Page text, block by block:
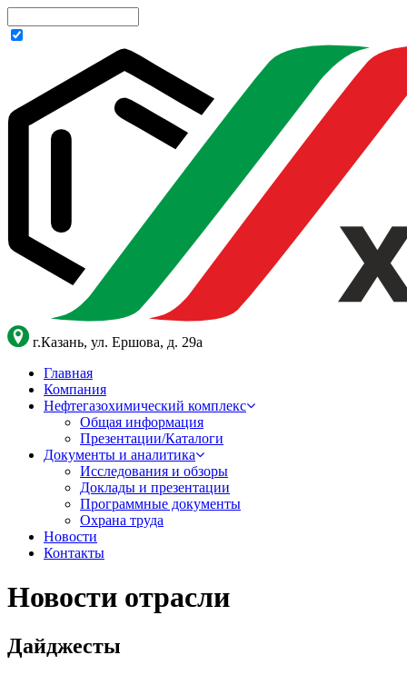
г.Казань, ул. Ершова, д. 29а
Главная
Компания
Нефтегазохимический комплекс
Общая информация
Презентации/Каталоги
Документы и аналитика
Исследования и обзоры
Доклады и презентации
Программные документы
Охрана труда
Новости
Контакты
Новости отрасли
Дайджесты